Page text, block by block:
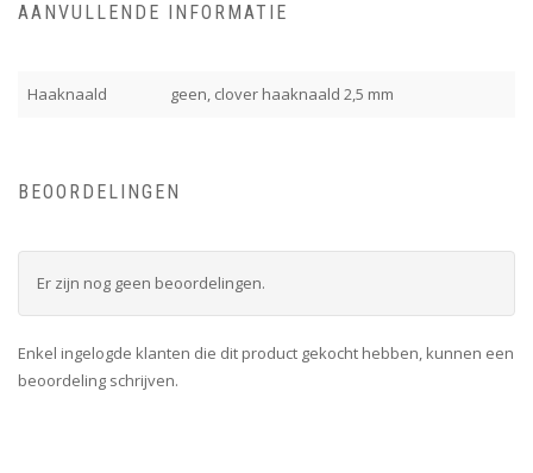
AANVULLENDE INFORMATIE
Haaknaald geen, clover haaknaald 2,5 mm
BEOORDELINGEN
Er zijn nog geen beoordelingen.
Enkel ingelogde klanten die dit product gekocht hebben, kunnen een
beoordeling schrijven.